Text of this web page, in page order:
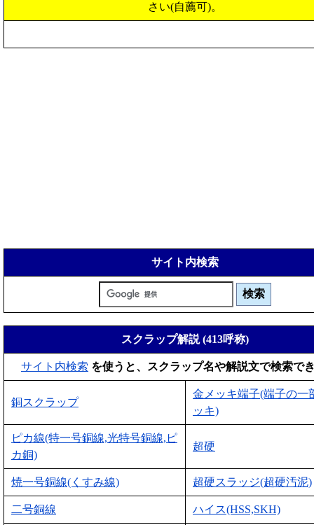
さい(自薦可)。
サイト内検索
スクラップ解説 (413呼称)
サイト内検索 を使うと、スクラップ名や解説文で検索で
銅スクラップ
金メッキ端子(端子の一
ッキ)
ピカ線(特一号銅線,光特号銅線,ピ
カ銅)
超硬
焼一号銅線(くすみ線) 超硬スラッジ(超硬汚泥)
二号銅線 ハイス(HSS,SKH)